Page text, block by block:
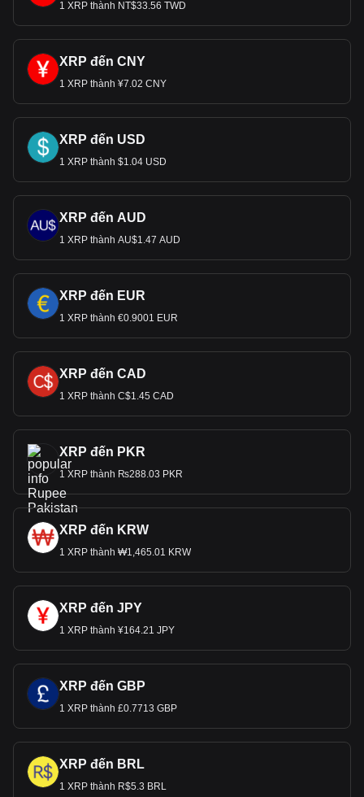
1 XRP thành NT$33.56 TWD
XRP đến CNY
1 XRP thành ¥7.02 CNY
XRP đến USD
1 XRP thành $1.04 USD
XRP đến AUD
1 XRP thành AU$1.47 AUD
XRP đến EUR
1 XRP thành €0.9001 EUR
XRP đến CAD
1 XRP thành C$1.45 CAD
XRP đến PKR
1 XRP thành ₨288.03 PKR
XRP đến KRW
1 XRP thành ₩1,465.01 KRW
XRP đến JPY
1 XRP thành ¥164.21 JPY
XRP đến GBP
1 XRP thành £0.7713 GBP
XRP đến BRL
1 XRP thành R$5.3 BRL